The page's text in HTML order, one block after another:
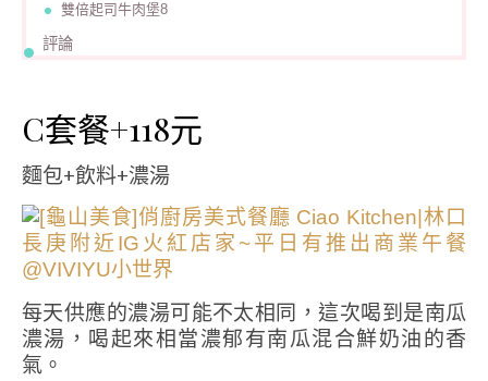
雙倍起司牛肉堡8
評論
C套餐+118元
麵包+飲料+濃湯
每天供應的濃湯可能不太相同，這次喝到是南瓜
濃湯，喝起來相當濃郁有南瓜混合鮮奶油的香
氣。